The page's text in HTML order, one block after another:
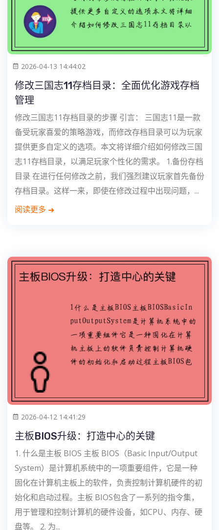
2026-04-13 14:44:02
修改三国志11存档目录：全面优化游戏存档
管理
修改三国志11存档目录的步骤 引言： 三国志11是一款
备受玩家喜爱的策略游戏，而修改存档目录可以为玩家
提供更多自定义的选项。本文将详细介绍如何修改三国
志11存档目录，以满足玩家个性化的需求。 1.备份存档
目录 在进行任何修改之前，我们强烈建议玩家首先备份
存档目录。这样一来，即使在修改过程中出现问题，...
阅读更多
2026-04-12 14:41:29
主板BIOS升级：打造中心的关键
1. 什么是主板 BIOS 主板 BIOS（Basic Input/Output
System）是计算机系统中的一项重要组件，它是一种
固化在计算机主板上的软件，负责控制计算机硬件的初
始化和启动过程。主板 BIOS包含了一系列的指令集，
用于管理和控制计算机的硬件设备，如CPU、内存、硬
盘等。 2. 为...